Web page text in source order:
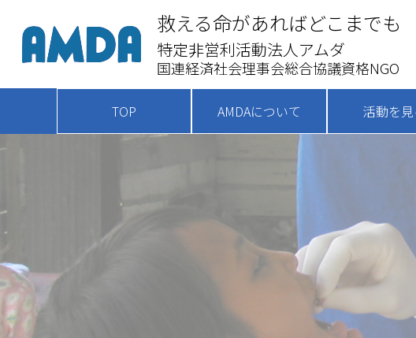
救える命があればどこまでも
特定非営利活動法人アムダ
国連経済社会理事会総合協議資格NGO
TOP AMDAについて 活動を見